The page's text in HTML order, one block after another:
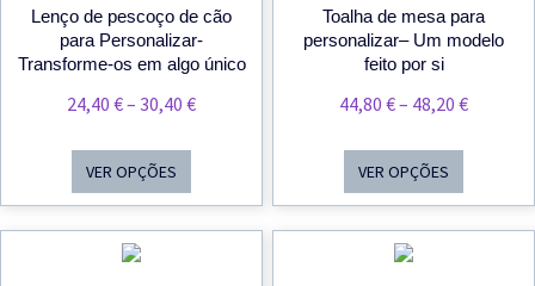
Lenço de pescoço de cão
para Personalizar-
Transforme-os em algo único
24,40 €– 30,40 €Price
30,40 €
VER OPÇÕES
Toalha de mesa para
personalizar– Um modelo
feito por si
44,80 €– 48,20 €Price
48,20 €
VER OPÇÕES